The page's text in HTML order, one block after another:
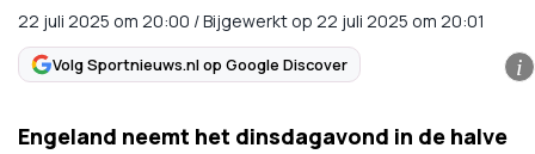
22 juli 2025 om 20:00 /Bijgewerkt op 22 juli 2025 om 20:01
Volg Sportnieuws.nl op Google Discover i
Engeland neemt het dinsdagavond in de halve